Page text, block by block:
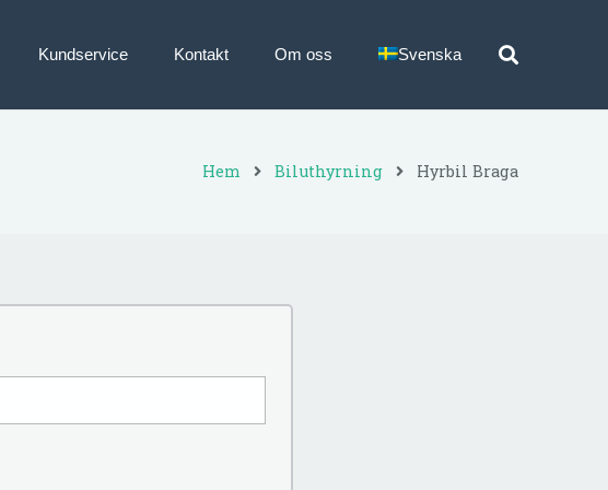
Kundservice Kontakt Om oss Svenska
Hem Biluthyrning Hyrbil Braga